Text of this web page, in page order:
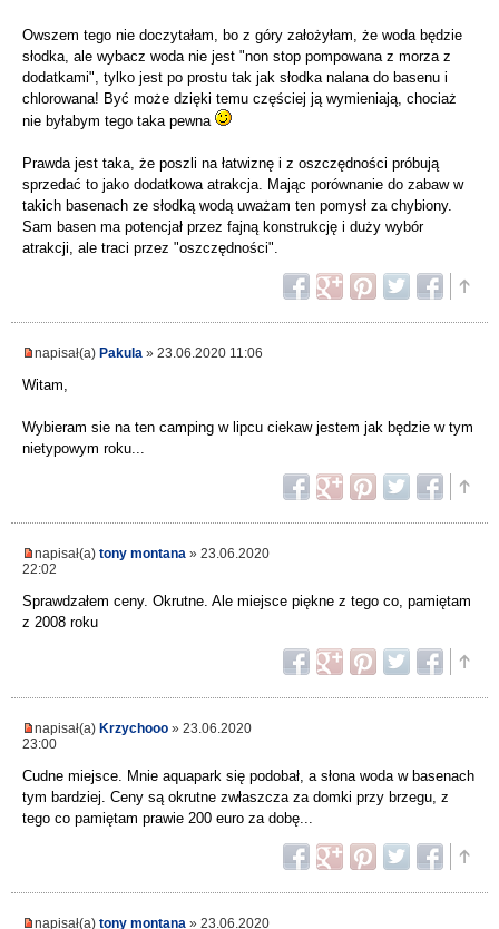
Owszem tego nie doczytałam, bo z góry założyłam, że woda będzie
słodka, ale wybacz woda nie jest "non stop pompowana z morza z
dodatkami", tylko jest po prostu tak jak słodka nalana do basenu i
chlorowana! Być może dzięki temu częściej ją wymieniają, chociaż
nie byłabym tego taka pewna
Prawda jest taka, że poszli na łatwiznę i z oszczędności próbują
sprzedać to jako dodatkowa atrakcja. Mając porównanie do zabaw w
takich basenach ze słodką wodą uważam ten pomysł za chybiony.
Sam basen ma potencjał przez fajną konstrukcję i duży wybór
atrakcji, ale traci przez "oszczędności".
napisał(a) Pakula » 23.06.2020 11:06
Witam,
Wybieram sie na ten camping w lipcu ciekaw jestem jak będzie w tym
nietypowym roku...
napisał(a) tony montana » 23.06.2020
22:02
Sprawdzałem ceny. Okrutne. Ale miejsce piękne z tego co, pamiętam
z 2008 roku
napisał(a) Krzychooo » 23.06.2020
23:00
Cudne miejsce. Mnie aquapark się podobał, a słona woda w basenach
tym bardziej. Ceny są okrutne zwłaszcza za domki przy brzegu, z
tego co pamiętam prawie 200 euro za dobę...
napisał(a) tony montana » 23.06.2020